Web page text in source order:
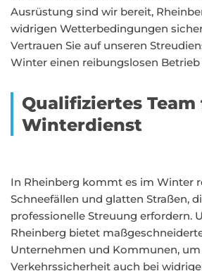
Ausrüstung sind wir bereit,
widrigen Wetterbedingungen
Vertrauen Sie auf unseren
Winter einen reibungslosen
Qualifiziertes
Winterdienst
In Rheinberg kommt es im Winter
Schneefällen und glatten Straßen,
professionelle Streuung erfordern.
Rheinberg bietet
Unternehmen und Kommunen,
Verkehrssicherheit auch bei